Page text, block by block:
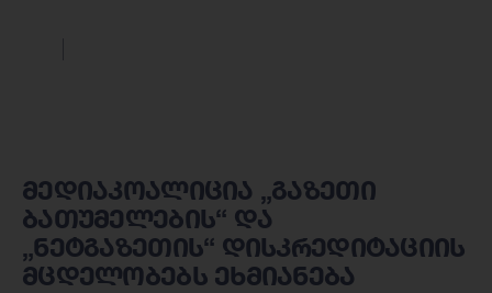
მედიაკოალიცია „გაზეთი
ბათუმელების“ და
„ნეტგაზეთის“ დისკრედიტაციის
მცდელობებს ეხმიანება